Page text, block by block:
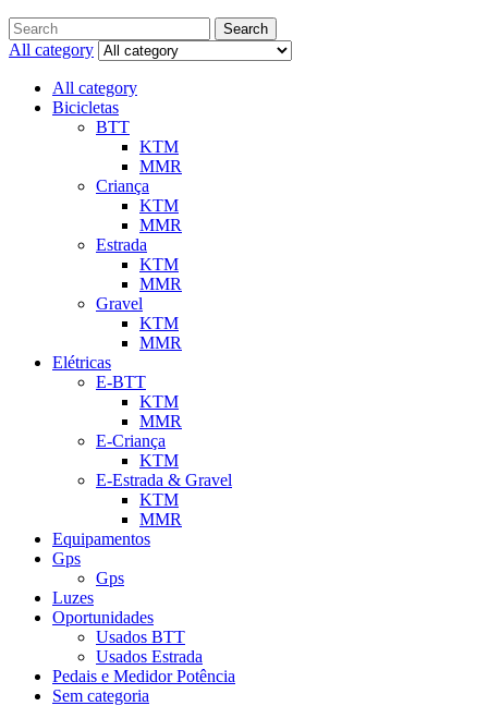
Search
All category
All category
Bicicletas
BTT
KTM
MMR
Criança
KTM
MMR
Estrada
KTM
MMR
Gravel
KTM
MMR
Elétricas
E-BTT
KTM
MMR
E-Criança
KTM
E-Estrada & Gravel
KTM
MMR
Equipamentos
Gps
Gps
Luzes
Oportunidades
Usados BTT
Usados Estrada
Pedais e Medidor Potência
Sem categoria